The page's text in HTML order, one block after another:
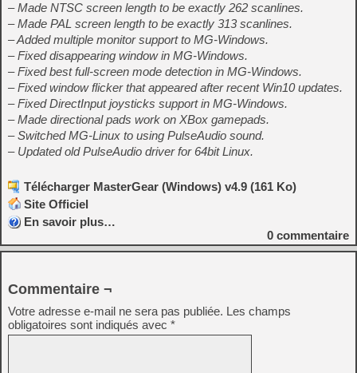
– Made NTSC screen length to be exactly 262 scanlines.
– Made PAL screen length to be exactly 313 scanlines.
– Added multiple monitor support to MG-Windows.
– Fixed disappearing window in MG-Windows.
– Fixed best full-screen mode detection in MG-Windows.
– Fixed window flicker that appeared after recent Win10 updates.
– Fixed DirectInput joysticks support in MG-Windows.
– Made directional pads work on XBox gamepads.
– Switched MG-Linux to using PulseAudio sound.
– Updated old PulseAudio driver for 64bit Linux.
Télécharger MasterGear (Windows) v4.9 (161 Ko)
Site Officiel
En savoir plus…
0 commentaire
Commentaire ¬
Votre adresse e-mail ne sera pas publiée. Les champs
obligatoires sont indiqués avec *